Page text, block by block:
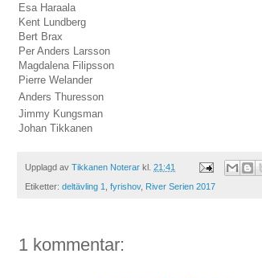
Esa Haraala
Kent Lundberg
Bert Brax
Per Anders Larsson
Magdalena Filipsson
Pierre Welander
Anders Thuresson
Jimmy Kungsman
Johan Tikkanen
Upplagd av Tikkanen Noterar kl. 21:41
Etiketter: deltävling 1 fyrishov, River Serien 2017
1 kommentar: